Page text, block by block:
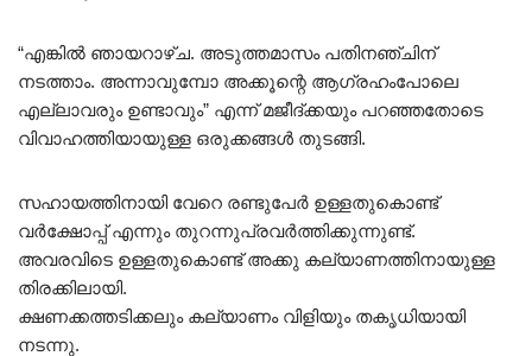
“എങ്കിൽ ഞായറാഴ്ച. അടുത്തമാസം പതിനഞ്ചിന്
നടത്താം. അന്നാവുമ്പോ അക്കൂന്റെ ആഗ്രഹംപോലെ
എല്ലാവരും ഉണ്ടാവും” എന്ന് മജീദ്ക്കയും പറഞ്ഞതോടെ
വിവാഹത്തിയായുള്ള ഒരുക്കങ്ങൾ തുടങ്ങി.
സഹായത്തിനായി വേറെ രണ്ടുപേർ ഉള്ളതുകൊണ്ട്
വർക്ഷോപ്പ് എന്നും തുറന്നുപ്രവർത്തിക്കുന്നുണ്ട്.
അവരവിടെ ഉള്ളതുകൊണ്ട് അക്കു കല്യാണത്തിനായുള്ള
തിരക്കിലായി.
ക്ഷണക്കത്തടിക്കലും കല്യാണം വിളിയും തകൃധിയായി
നടന്നു.